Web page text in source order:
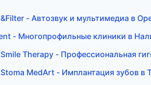
- Автозвук и мультимедиа в
- Многопрофильные клиники в
Therapy - Профессиональная
MedArt - Имплантация зубов в